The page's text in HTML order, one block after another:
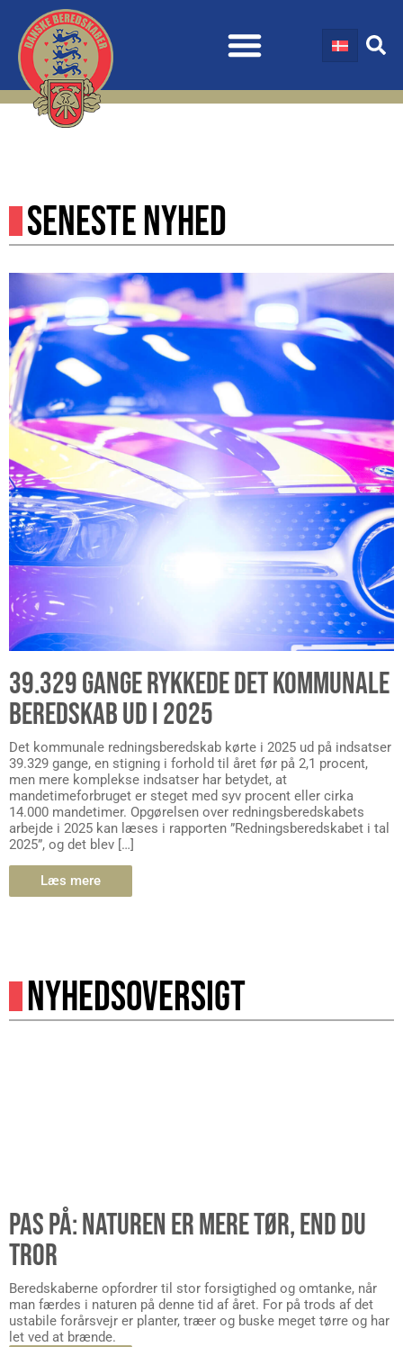
SENESTE NYHED
39.329 GANGE RYKKEDE DET KOMMUNALE
BEREDSKAB UD I 2025
Det kommunale redningsberedskab kørte i 2025 ud på indsatser
39.329 gange, en stigning i forhold til året før på 2,1 procent,
men mere komplekse indsatser har betydet, at
mandetimeforbruget er steget med syv procent eller cirka
14.000 mandetimer. Opgørelsen over redningsberedskabets
arbejde i 2025 kan læses i rapporten ”Redningsberedskabet i tal
2025”, og det blev […]
Læs mere
NYHEDSOVERSIGT
PAS PÅ: NATUREN ER MERE TØR, END DU
TROR
Beredskaberne opfordrer til stor forsigtighed og omtanke, når
man færdes i naturen på denne tid af året. For på trods af det
ustabile forårsvejr er planter, træer og buske meget tørre og har
let ved at brænde.